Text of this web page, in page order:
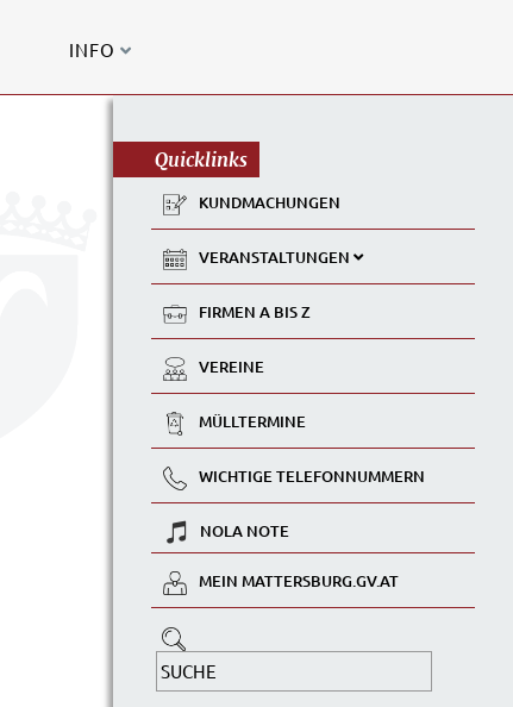
INFO
Quicklinks
KUNDMACHUNGEN
VERANSTALTUNGEN
FIRMEN A BIS Z
VEREINE
MÜLLTERMINE
WICHTIGE TELEFONNUMMERN
NOLA NOTE
MEIN MATTERSBURG.GV.AT